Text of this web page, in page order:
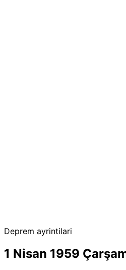
Deprem ayrintilari
1 Nisan 1959